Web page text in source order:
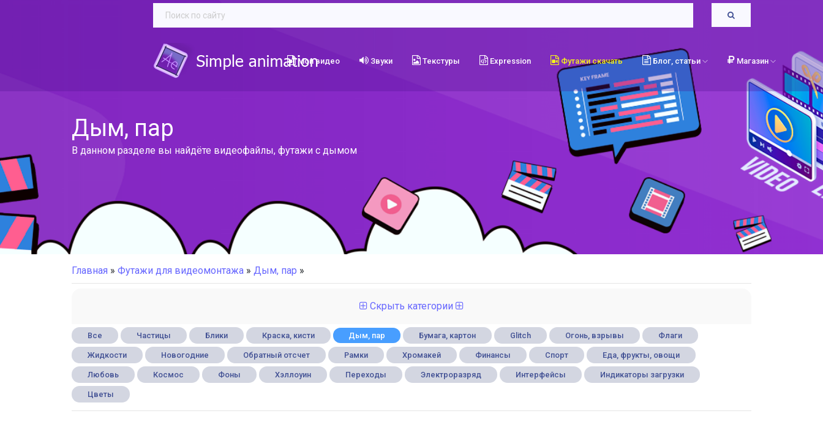
Мои видео Звуки Текстуры Expression Футажи скачать Блог, статьи Магазин
Дым, пар
В данном разделе вы найдёте видеофайлы, футажи с дымом
Главная » Футажи для видеомонтажа » Дым, пар »
Скрыть категории
Все Частицы Блики Краска, кисти Дым, пар Бумага, картон Glitch Огонь, взрывы Флаги
Жидкости Новогодние Обратный отсчет Рамки Хромакей Финансы Спорт Еда, фрукты, овощи
Любовь Космос Фоны Хэллоуин Переходы Электроразряд Интерфейсы Индикаторы загрузки
Цветы